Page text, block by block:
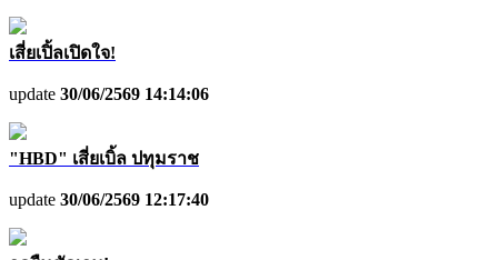
เสี่ยเปิ้ลเปิดใจ!
update 30/06/2569 14:14:06
"HBD" เสี่ยเบิ้ล ปทุมราช
update 30/06/2569 12:17:40